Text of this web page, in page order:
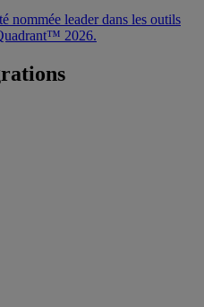
nommée leader dans les outils
2026.